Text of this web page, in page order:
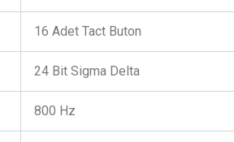
16 Adet Tact Buton
24 Bit Sigma Delta
800 Hz